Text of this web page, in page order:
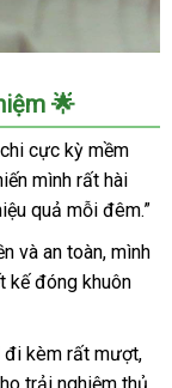
🌟
cực kỳ mềm
mình rất hài
quả mỗi đêm.”
và an toàn, mình
kế đóng khuôn
đi kèm rất mượt,